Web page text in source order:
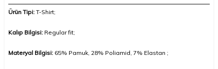
Ürün Tipi: T-Shirt;
Kalıp Bilgisi: Regular fit;
Materyal Bilgisi: 65% Pamuk, 28% Poliamid, 7% Elastan ;